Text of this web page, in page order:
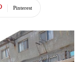
Pinterest